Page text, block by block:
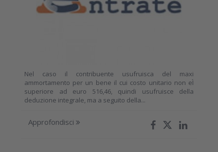
Nel caso il contribuente usufruisca del maxi
ammortamento per un bene il cui costo unitario non eÌ
superiore ad euro 516,46, quindi usufruisce della
deduzione integrale, ma a seguito della...
Approfondisci